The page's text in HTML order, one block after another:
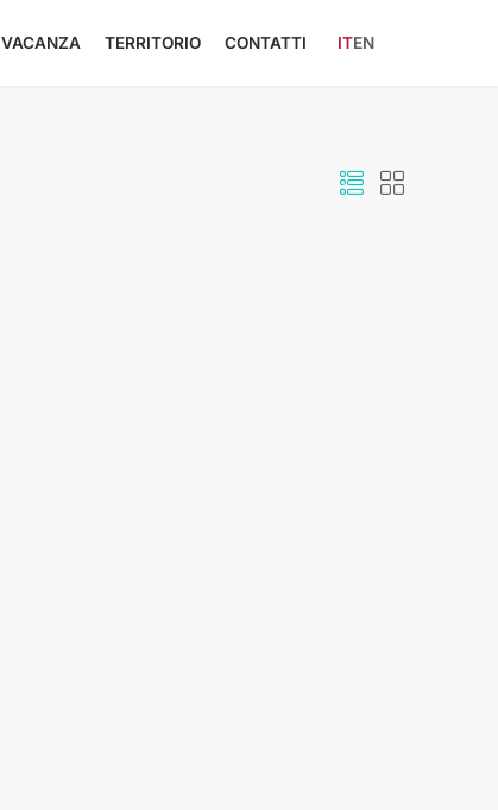
VACANZA TERRITORIO CONTATTI ITEN